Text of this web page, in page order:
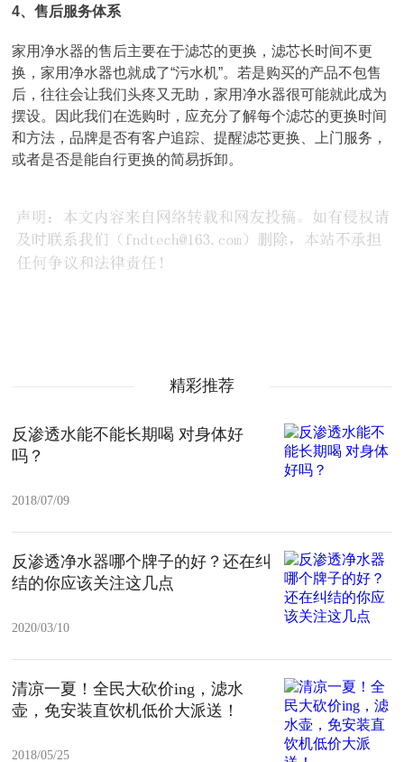
4、售后服务体系
家用净水器的售后主要在于滤芯的更换，滤芯长时间不更
换，家用净水器也就成了“污水机”。若是购买的产品不包售
后，往往会让我们头疼又无助，家用净水器很可能就此成为
摆设。因此我们在选购时，应充分了解每个滤芯的更换时间
和方法，品牌是否有客户追踪、提醒滤芯更换、上门服务，
或者是否是能自行更换的简易拆卸。
精彩推荐
反渗透水能不能长期喝 对身体好
吗？
2018/07/09
反渗透净水器哪个牌子的好？还在纠
结的你应该关注这几点
2020/03/10
清凉一夏！全民大砍价ing，滤水
壶，免安装直饮机低价大派送！
2018/05/25